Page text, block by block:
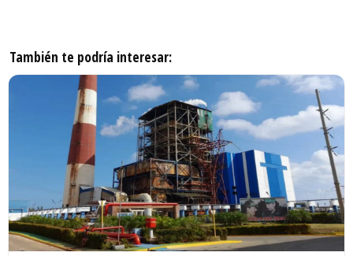
También te podría interesar: